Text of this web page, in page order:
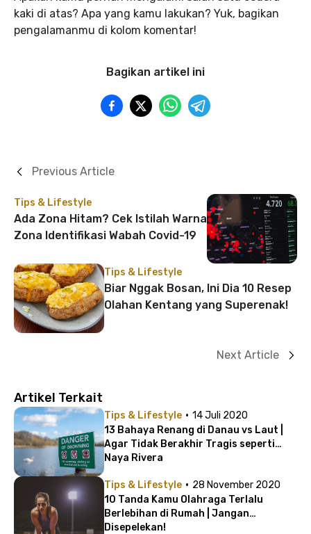
kaki di atas? Apa yang kamu lakukan? Yuk, bagikan
pengalamanmu di kolom komentar!
Bagikan artikel ini
Tips & Lifestyle
Ada Zona Hitam? Cek Istilah Warna
Zona Identifikasi Wabah Covid-19
Previous Article
Tips & Lifestyle
Biar Nggak Bosan, Ini Dia 10 Resep
Olahan Kentang yang Superenak!
Next Article
Artikel Terkait
Tips & Lifestyle · 14 Juli 2020
13 Bahaya Renang di Danau vs Laut |
Agar Tidak Berakhir Tragis seperti
Naya Rivera
Tips & Lifestyle · 28 November 2020
10 Tanda Kamu Olahraga Terlalu
Berlebihan di Rumah | Jangan
Disepelekan!